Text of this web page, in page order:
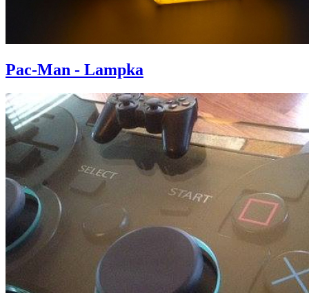
Pac-Man - Lampka